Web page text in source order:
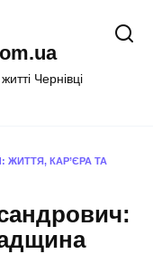
Чернівці
ЖИТТЯ, КАР’ЄРА ТА